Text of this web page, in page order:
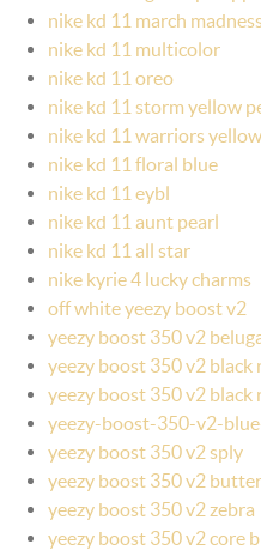
nike kd 11 march
nike kd 11 multicolor
nike kd 11 oreo
nike kd 11 storm yellow
nike kd 11 warriors yellow
nike kd 11 floral blue
nike kd 11 eybl
nike kd 11 aunt pearl
nike kd 11 all star
nike kyrie 4 lucky charms
off white yeezy boost v2
yeezy boost 350 v2
yeezy boost 350 v2 black
yeezy boost 350 v2 black
yeezy-boost-350-v2-
yeezy boost 350 v2 sply
yeezy boost 350 v2 butter
yeezy boost 350 v2 zebra
yeezy boost 350 v2 core